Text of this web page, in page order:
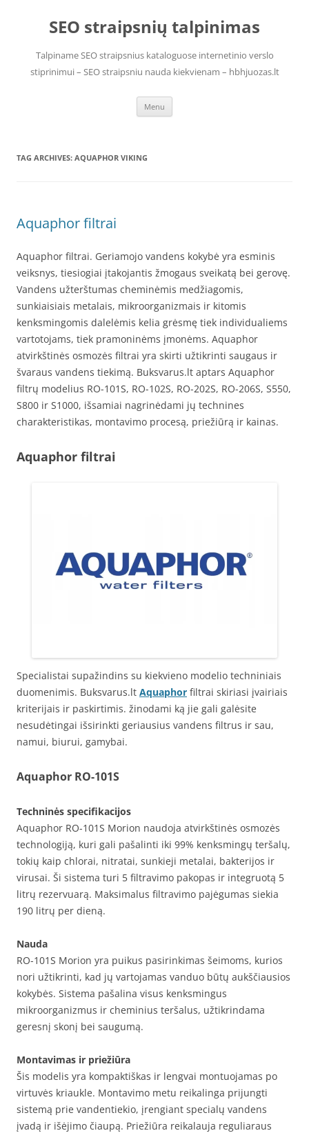
contentSEO straipsnių talpinimas
Talpiname SEO straipsnius kataloguose internetinio verslo
stiprinimui – SEO straipsniu nauda kiekvienam – hbhjuozas.lt
Menu
TAG ARCHIVES: AQUAPHOR VIKING
Aquaphor filtrai
Aquaphor filtrai. Geriamojo vandens kokybė yra esminis
veiksnys, tiesiogiai įtakojantis žmogaus sveikatą bei gerovę.
Vandens užterštumas cheminėmis medžiagomis,
sunkiaisiais metalais, mikroorganizmais ir kitomis
kenksmingomis dalelėmis kelia grėsmę tiek individualiems
vartotojams, tiek pramoninėms įmonėms. Aquaphor
atvirkštinės osmozės filtrai yra skirti užtikrinti saugaus ir
švaraus vandens tiekimą. Buksvarus.lt aptars Aquaphor
filtrų modelius RO-101S, RO-102S, RO-202S, RO-206S, S550,
S800 ir S1000, išsamiai nagrinėdami jų technines
charakteristikas, montavimo procesą, priežiūrą ir kainas.
Aquaphor filtrai
Specialistai supažindins su kiekvieno modelio techniniais
duomenimis. Buksvarus.lt Aquaphor filtrai skiriasi įvairiais
kriterijais ir paskirtimis. žinodami ką jie gali galėsite
nesudėtingai išsirinkti geriausius vandens filtrus ir sau,
namui, biurui, gamybai.
Aquaphor RO-101S
Techninės specifikacijos
Aquaphor RO-101S Morion naudoja atvirkštinės osmozės
technologiją, kuri gali pašalinti iki 99% kenksmingų teršalų,
tokių kaip chlorai, nitratai, sunkieji metalai, bakterijos ir
virusai. Ši sistema turi 5 filtravimo pakopas ir integruotą 5
litrų rezervuarą. Maksimalus filtravimo pajėgumas siekia
190 litrų per dieną.
Nauda
RO-101S Morion yra puikus pasirinkimas šeimoms, kurios
nori užtikrinti, kad jų vartojamas vanduo būtų aukščiausios
kokybės. Sistema pašalina visus kenksmingus
mikroorganizmus ir cheminius teršalus, užtikrindama
geresnį skonį bei saugumą.
Montavimas ir priežiūra
Šis modelis yra kompaktiškas ir lengvai montuojamas po
virtuvės kriaukle. Montavimo metu reikalinga prijungti
sistemą prie vandentiekio, įrengiant specialų vandens
įvadą ir išėjimo čiaupą. Priežiūra reikalauja reguliaraus